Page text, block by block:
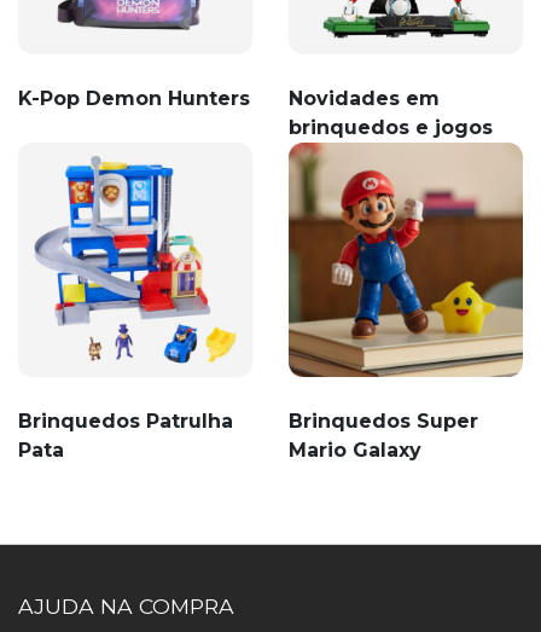
K-Pop Demon Hunters
Novidades em
brinquedos e jogos
Brinquedos Patrulha
Pata
Brinquedos Super
Mario Galaxy
AJUDA NA COMPRA